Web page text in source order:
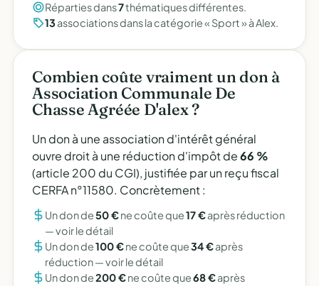
Réparties dans7thématiques différentes.
13associations dans la catégorie « Sport » à Alex.
Combien coûte vraiment un don à
Association Communale De
Chasse Agréée D'alex ?
Un don à une association d'intérêt général
ouvre droit à une réduction d'impôt de66 %
(article 200 du CGI), justifiée par un reçu fiscal
CERFA n°11580. Concrètement :
Un don de50 €ne coûte que17 €après réduction
—voir le détail
Un don de100 €ne coûte que34 €après
réduction —voir le détail
Un don de200 €ne coûte que68 €après